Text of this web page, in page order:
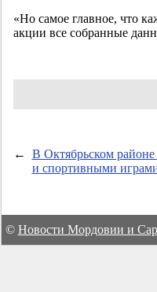
«Но самое главное, что
акции все собранные
←
В Октябрьском
и спортивными
© Новости Мордовии и